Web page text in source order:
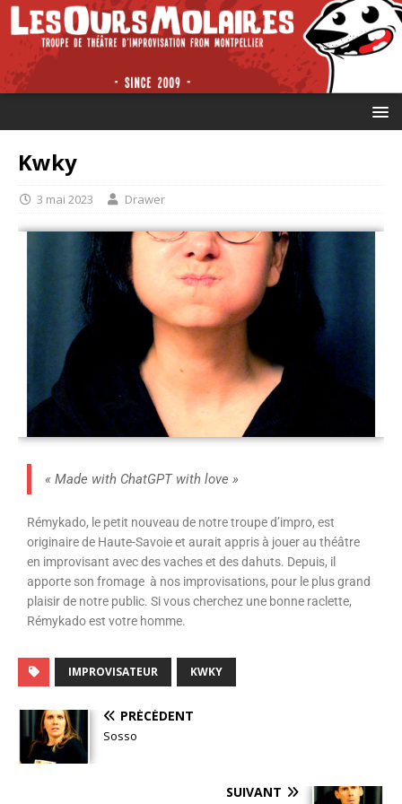
Kwky
3 mai 2023 Drawer
« Made with ChatGPT with love »
Rémykado, le petit nouveau de notre troupe d’impro, est
originaire de Haute-Savoie et aurait appris à jouer au théâtre
en improvisant avec des vaches et des dahuts. Depuis, il
apporte son fromage à nos improvisations, pour le plus grand
plaisir de notre public. Si vous cherchez une bonne raclette,
Rémykado est votre homme.
IMPROVISATEUR KWKY
PRÉCÉDENT
Sosso
SUIVANT